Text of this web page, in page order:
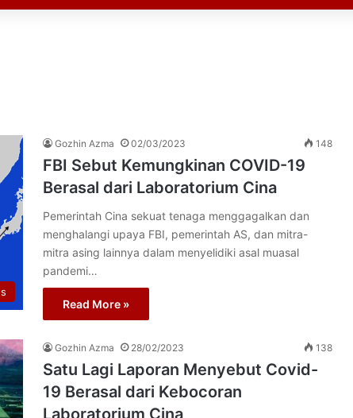
Gozhin Azma 02/03/2023 148
FBI Sebut Kemungkinan COVID-19
Berasal dari Laboratorium Cina
Pemerintah Cina sekuat tenaga menggagalkan dan
menghalangi upaya FBI, pemerintah AS, dan mitra-
mitra asing lainnya dalam menyelidiki asal muasal
pandemi…
Read More »
Gozhin Azma 28/02/2023 138
Satu Lagi Laporan Menyebut Covid-
19 Berasal dari Kebocoran
Laboratorium Cina